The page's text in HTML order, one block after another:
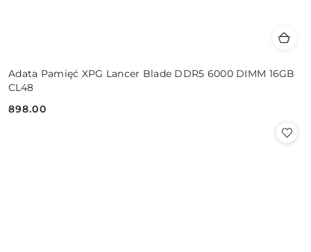
Adata Pamięć XPG Lancer Blade DDR5 6000 DIMM 16GB
CL48
Cena:
898.00